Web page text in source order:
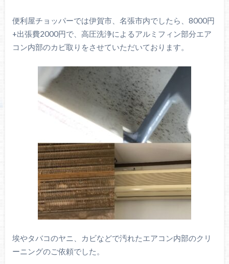
便利屋チョッパーでは伊賀市、名張市内でしたら、8000円
+出張費2000円で、高圧洗浄によるアルミフィン部分エア
コン内部のカビ取りをさせていただいております。
埃やタバコのヤニ、カビなどで汚れたエアコン内部のクリ
ーニングのご依頼でした。